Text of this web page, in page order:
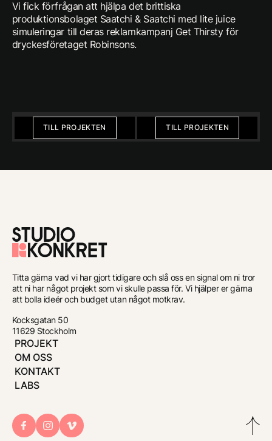
Vi fick förfrågan att hjälpa det brittiska
produktionsbolaget Saatchi & Saatchi med lite juice
simuleringar till deras reklamkampanj Get Thirsty för
dryckesföretaget Robinsons.
TILL PROJEKTEN TILL PROJEKTEN
förstasidan
Titta gärna vad vi har gjort tidigare och slå oss en signal om ni tror
att ni har något projekt som vi skulle passa för. Vi hjälper er gärna
att bolla ideér och budget utan något motkrav.
Kocksgatan 50
11629 Stockholm
PROJEKT
OM OSS
KONTAKT
LABS
to